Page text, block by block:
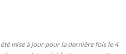
mise à jour pour la dernière fois le 4